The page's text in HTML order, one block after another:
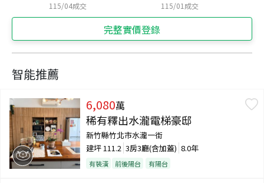
115/04成交 115/01 成交
完整實價登錄
智能推薦
6,080萬
稀有釋出水瀧電梯豪邸
新竹縣竹北市水瀧一街
建坪111.2 3房3廳(含加蓋) 8.0年
有裝潢 前後陽台 有陽台